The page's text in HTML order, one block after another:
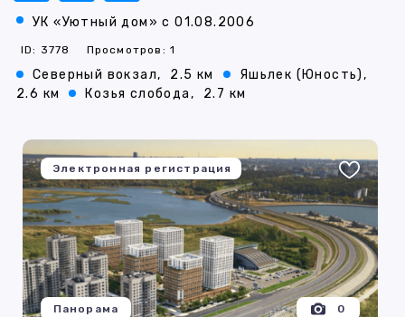
УК «Уютный дом» с 01.08.2006
ID: 3778 Просмотров: 1
Северный вокзал, 2.5 км
Яшьлек (Юность),
2.6 км
Козья слобода, 2.7 км
Электронная регистрация
0
Панорама